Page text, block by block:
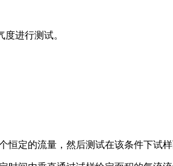
进行测试。
定的流量，然后测试在该条件下试